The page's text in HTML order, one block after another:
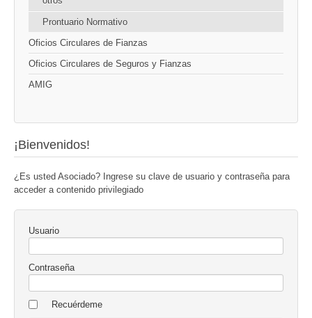
Prontuario Normativo
Oficios Circulares de Fianzas
Oficios Circulares de Seguros y Fianzas
AMIG
¡Bienvenidos!
¿Es usted Asociado? Ingrese su clave de usuario y contraseña para
acceder a contenido privilegiado
Usuario
Contraseña
Recuérdeme